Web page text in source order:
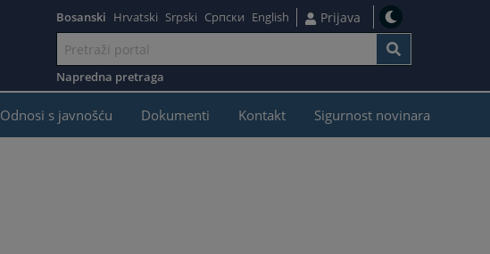
Bosanski Hrvatski Srpski Српски English Prijava
Napredna pretraga
Odnosi s javnošću Dokumenti Kontakt Sigurnost novinara